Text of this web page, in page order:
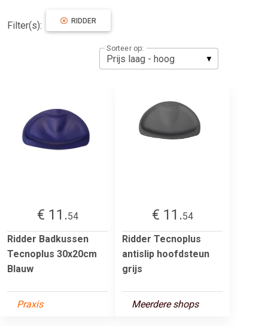
Filter(s): RIDDER
Sorteer op:
€ 11.54
Ridder Badkussen
Tecnoplus 30x20cm
Blauw
Praxis
€ 11.54
Ridder Tecnoplus
antislip hoofdsteun
grijs
Meerdere shops